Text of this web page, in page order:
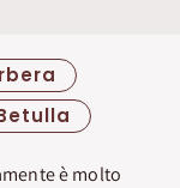
è molto